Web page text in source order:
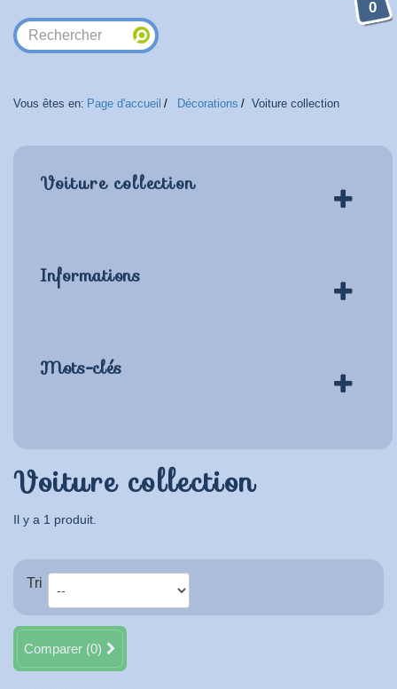
0
Vous êtes en: Page d'accueil Décorations Voiture collection
Voiture collection
Informations
Mots-clés
Voiture collection
Il y a 1 produit.
Tri
Comparer (0)